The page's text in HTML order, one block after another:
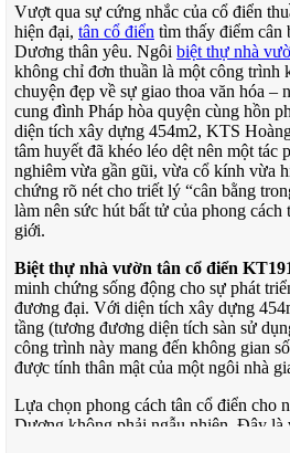
Vượt qua sự cứng nhắc của cổ điển
hiện đại, tân cổ điển tìm thấy điểm cân
Dương thân yêu. Ngôi biệt thự nhà
không chỉ đơn thuần là một công trình
chuyện đẹp về sự giao thoa văn hóa –
cung đình Pháp hòa quyện cùng hồn
diện tích xây dựng 454m2, KTS
tâm huyết đã khéo léo dệt nên một tác
nghiêm vừa gần gũi, vừa cổ kính vừa
chứng rõ nét cho triết lý “cân bằng
làm nên sức hút bất tử của phong cách
giới.
Biệt thự nhà vườn tân cổ điển
minh chứng sống động cho sự phát
đương đại. Với diện tích xây dựng
tầng (tương đương diện tích sàn sử
công trình này mang đến không gian
được tính thân mật của một ngôi nhà
Lựa chọn phong cách tân cổ điển cho
Dương không phải ngẫu nhiên. Đây là